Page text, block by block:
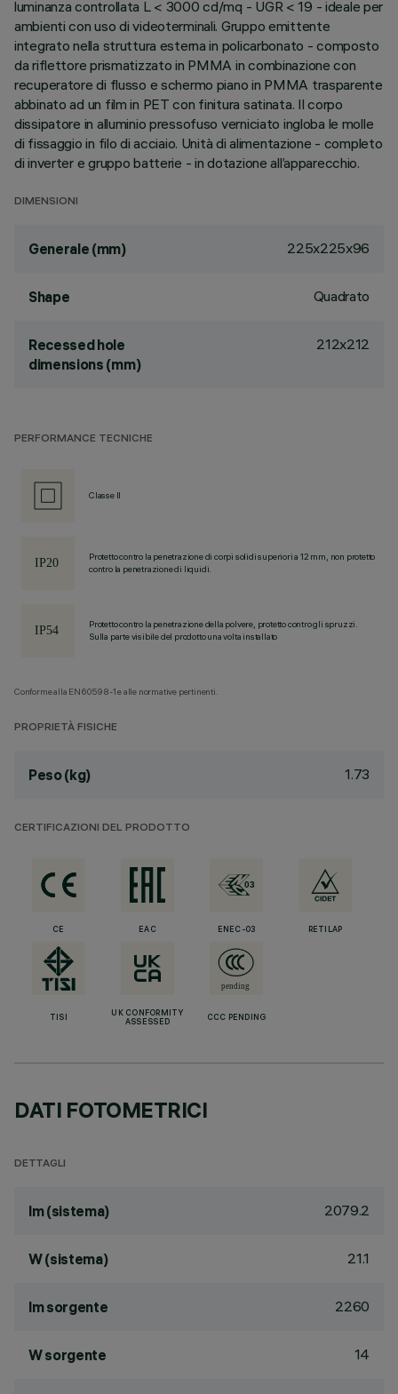
luminanza controllata L < 3000 cd/mq - UGR < 19 - ideale per
ambienti con uso di videoterminali. Gruppo emittente
integrato nella struttura esterna in policarbonato - composto
da riflettore prismatizzato in PMMA in combinazione con
recuperatore di flusso e schermo piano in PMMA trasparente
abbinato ad un film in PET con finitura satinata. Il corpo
dissipatore in alluminio pressofuso verniciato ingloba le molle
di fissaggio in filo di acciaio. Unità di alimentazione - completo
di inverter e gruppo batterie - in dotazione all’apparecchio.
DIMENSIONI
Generale (mm) 225x225x96
Shape Quadrato
Recessed hole
dimensions (mm)
212x212
PERFORMANCE TECNICHE
Classe II
Protetto contro la penetrazione di corpi solidi superiori a 12 mm, non protetto
contro la penetrazione di liquidi.
Protetto contro la penetrazione della polvere, protetto contro gli spruzzi.
Sulla parte visibile del prodotto una volta installato
Conforme alla EN60598-1 e alle normative pertinenti.
PROPRIETÀ FISICHE
Peso (kg) 1.73
CERTIFICAZIONI DEL PRODOTTO
CE EAC ENEC-03 RETILAP
TISI
UK CONFORMITY
ASSESSED
CCC PENDING
DATI FOTOMETRICI
DETTAGLI
lm (sistema) 2079.2
W (sistema) 21.1
lm sorgente 2260
W sorgente 14